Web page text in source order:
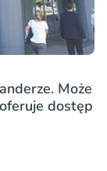
Może
dostęp